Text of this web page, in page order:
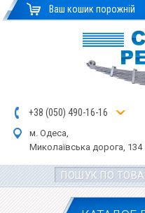
Ваш кошик порожній
+38 (050) 490-16-16
м. Одеса,
Миколаївська дорога, 134